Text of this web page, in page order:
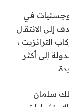
في
تهدف إلى الانتقال
الترانزيت ،
إلى أكثر
سلمان